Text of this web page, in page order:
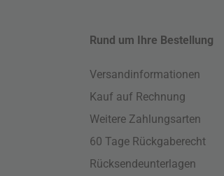
Rund um Ihre Bestellung
Versandinformationen
Kauf auf Rechnung
Weitere Zahlungsarten
60 Tage Rückgaberecht
Rücksendeunterlagen